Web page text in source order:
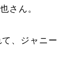
さん。
、ジャニー